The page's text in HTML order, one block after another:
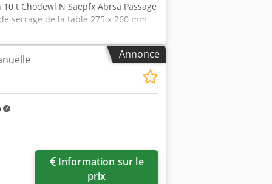
t Chodewl N Saepfx Abrsa Passage
serrage de la table 275 x 260 mm
Annonce
Information sur le
prix